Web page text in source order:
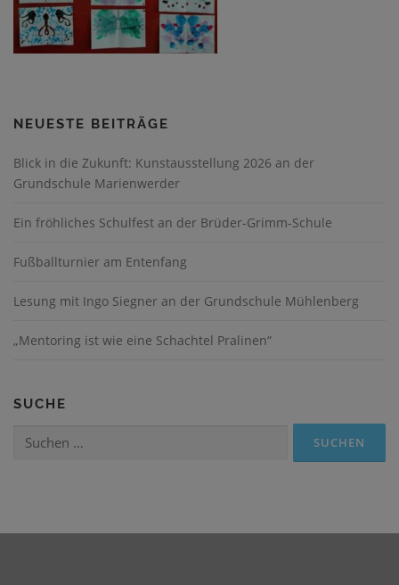
NEUESTE BEITRÄGE
Blick in die Zukunft: Kunstausstellung 2026 an der
Grundschule Marienwerder
Ein fröhliches Schulfest an der Brüder-Grimm-Schule
Fußballturnier am Entenfang
Lesung mit Ingo Siegner an der Grundschule Mühlenberg
„Mentoring ist wie eine Schachtel Pralinen“
SUCHE
Suchen